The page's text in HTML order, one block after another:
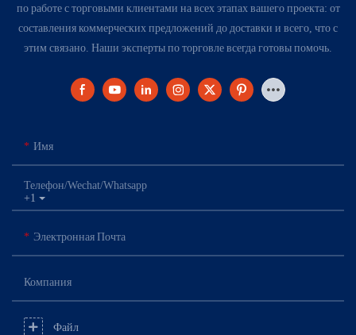
по работе с торговыми клиентами на всех этапах вашего проекта: от
составления коммерческих предложений до доставки и всего, что с
этим связано. Наши эксперты по торговле всегда готовы помочь.
Имя
+1
Телефон/Wechat/Whatsapp
Электронная Почта
Компания
Файл